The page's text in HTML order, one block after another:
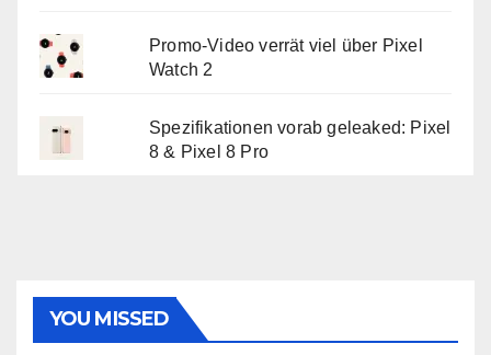
Promo-Video verrät viel über Pixel
Watch 2
Spezifikationen vorab geleaked: Pixel
8 & Pixel 8 Pro
YOU MISSED